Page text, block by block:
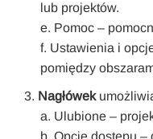
lub projektów.
Pomoc –
Ustawienia i
pomiędzy
Nagłówek
Ulubione –